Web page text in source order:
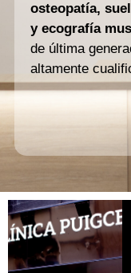
osteopatía,
y ecografía
de última
altamente